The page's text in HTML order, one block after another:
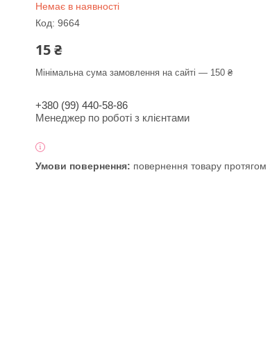
Немає в наявності
Код: 9664
15 ₴
Мінімальна сума замовлення на сайті — 150 ₴
+380 (99) 440-58-86
Менеджер по роботі з клієнтами
повернення товару протягом